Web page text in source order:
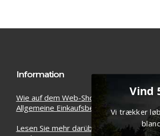
Information
Wie auf dem Web-Shop einkaufen
Allgemeine Einkaufsbedingungen
Lesen Sie mehr darüber
Vind
Vi trækker